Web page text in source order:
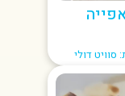
סוויט דולי